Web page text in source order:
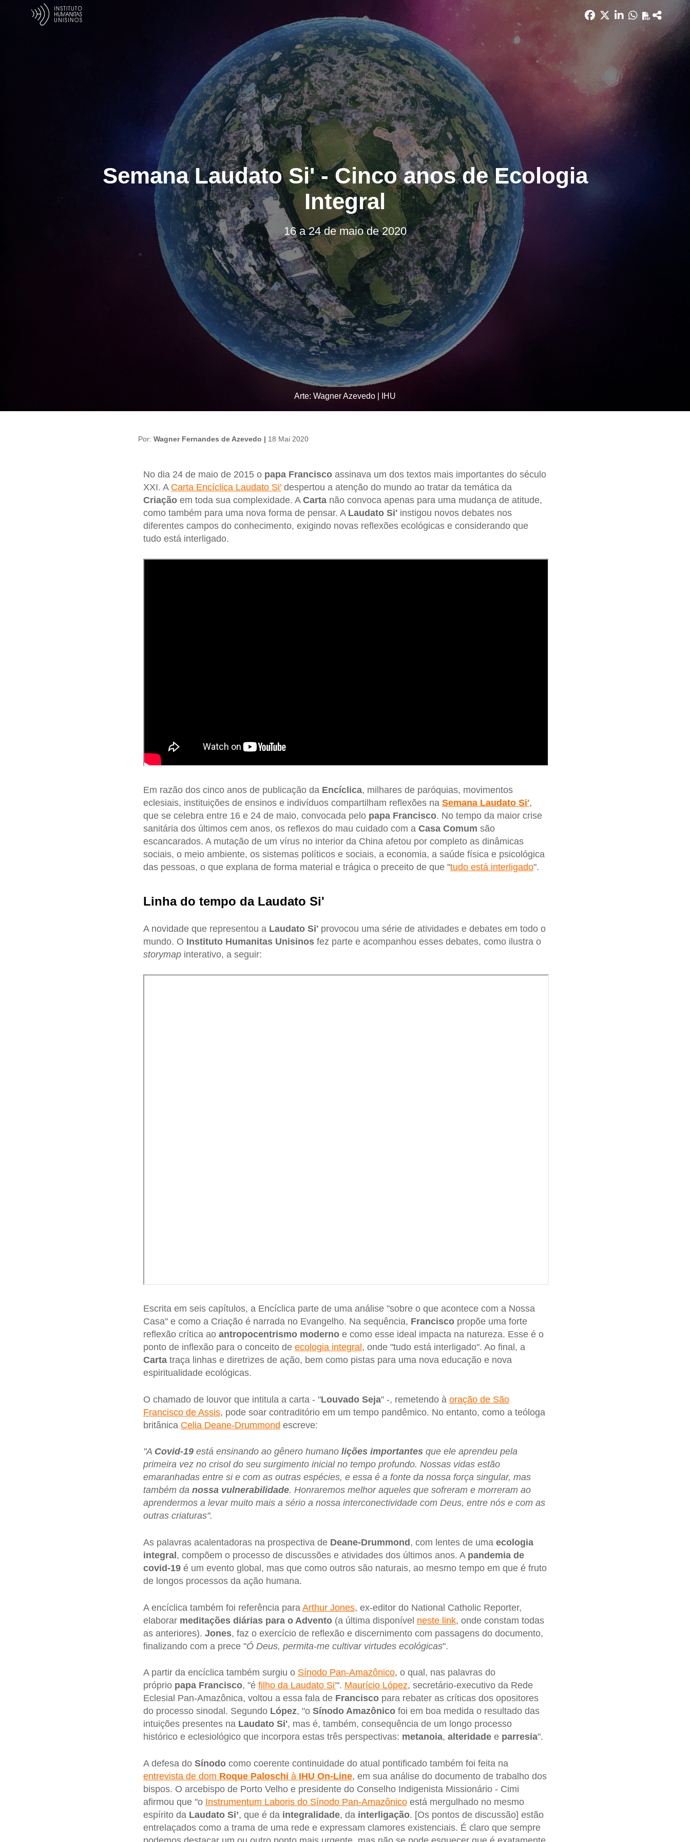
Semana Laudato Si' - Cinco anos de Ecologia
Integral
16 a 24 de maio de 2020
Arte: Wagner Azevedo | IHU
Por: Wagner Fernandes de Azevedo | 18 Mai 2020
No dia 24 de maio de 2015 o papa Franciscoassinava um dos textos mais importantes do século
XXI. A Carta Encíclica Laudato Si'despertou a atenção do mundo ao tratar da temática da
Criaçãoem toda sua complexidade. A Cartanão convoca apenas para uma mudança de atitude,
como também para uma nova forma de pensar. A Laudato Si'instigou novos debates nos
diferentes campos do conhecimento, exigindo novas reflexões ecológicas e considerando que
tudo está interligado.
Em razão dos cinco anos de publicação da Encíclica, milhares de paróquias, movimentos
eclesiais, instituições de ensinos e indivíduos compartilham reflexões na Semana Laudato Si',
que se celebra entre 16 e 24 de maio, convocada pelo papa Francisco. No tempo da maior crise
sanitária dos últimos cem anos, os reflexos do mau cuidado com a Casa Comum são
escancarados. A mutação de um vírus no interior da China afetou por completo as dinâmicas
sociais, o meio ambiente, os sistemas políticos e sociais, a economia, a saúde física e psicológica
das pessoas, o que explana de forma material e trágica o preceito de que "tudo está interligado".
Linha do tempo da Laudato Si'
A novidade que representou a Laudato Si'provocou uma série de atividades e debates em todo o
mundo. O Instituto Humanitas Unisinosfez parte e acompanhou esses debates, como ilustra o
storymapinterativo, a seguir:
Escrita em seis capítulos, a Encíclica parte de uma análise "sobre o que acontece com a Nossa
Casa" e como a Criação é narrada no Evangelho. Na sequência, Franciscopropõe uma forte
reflexão crítica ao antropocentrismo modernoe como esse ideal impacta na natureza. Esse é o
ponto de inflexão para o conceito de ecologia integral , onde "tudo está interligado". Ao final, a
Cartatraça linhas e diretrizes de ação, bem como pistas para uma nova educação e nova
espiritualidade ecológicas.
O chamado de louvor que intitula a carta - "Louvado Seja" -, remetendo à oração de São
Francisco de Assis, pode soar contraditório em um tempo pandêmico. No entanto, como a teóloga
britânica Celia Deane-Drummond escreve:
"A Covid-19está ensinando ao gênero humano lições importantesque ele aprendeu pela
primeira vez no crisol do seu surgimento inicial no tempo profundo. Nossas vidas estão
emaranhadas entre si e com as outras espécies, e essa é a fonte da nossa força singular, mas
também da nossa vulnerabilidade. Honraremos melhor aqueles que sofreram e morreram ao
aprendermos a levar muito mais a sério a nossa interconectividade com Deus, entre nós e com as
outras criaturas".
As palavras acalentadoras na prospectiva de Deane-Drummond , com lentes de uma ecologia
integral , compõem o processo de discussões e atividades dos últimos anos. A pandemia de
covid-19é um evento global, mas que como outros são naturais, ao mesmo tempo em que é fruto
de longos processos da ação humana.
A encíclica também foi referência para Arthur Jones, ex-editor do National Catholic Reporter,
elaborar meditações diárias para o Advento(a última disponível neste link, onde constam todas
as anteriores). Jones, faz o exercício de reflexão e discernimento com passagens do documento,
finalizando com a prece "Ó Deus, permita-me cultivar virtudes ecológicas".
A partir da encíclica também surgiu o Sínodo Pan-Amazônico, o qual, nas palavras do
próprio papa Francisco, "é filho da Laudato Si'". Maurício López, secretário-executivo da Rede
Eclesial Pan-Amazônica, voltou a essa fala de Franciscopara rebater as críticas dos opositores
do processo sinodal. Segundo López, "o Sínodo Amazônicofoi em boa medida o resultado das
intuições presentes na Laudato Si', mas é, também, consequência de um longo processo
histórico e eclesiológico que incorpora estas três perspectivas: metanoia, alteridadee parresia".
A defesa do Sínodocomo coerente continuidade do atual pontificado também foi feita na
entrevista de dom Roque Paloschi à IHU On-Line, em sua análise do documento de trabalho dos
bispos. O arcebispo de Porto Velho e presidente do Conselho Indigenista Missionário - Cimi
afirmou que "o Instrumentum Laboris do Sínodo Pan-Amazônicoestá mergulhado no mesmo
espírito da Laudato Si’, que é da integralidade, da interligação. [Os pontos de discussão] estão
entrelaçados como a trama de uma rede e expressam clamores existenciais. É claro que sempre